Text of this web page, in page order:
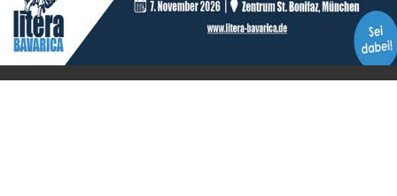
© 2020 Gerhard Willhalm, inc. All rights reserved.